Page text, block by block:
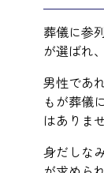
葬儀に参
が選ばれ
男性であ
もが葬儀
はありま
身だしなみ